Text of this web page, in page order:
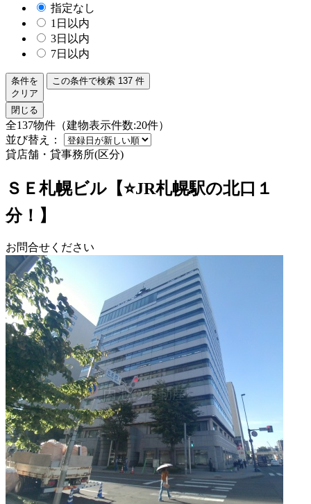
指定なし
1日以内
3日以内
7日以内
条件を
クリア
この条件で検索 137 件
閉じる
全137物件（建物表示件数:20件）
並び替え：
貸店舗・貸事務所(区分)
ＳＥ札幌ビル【⭐JR札幌駅の北口１
分！】
お問合せください